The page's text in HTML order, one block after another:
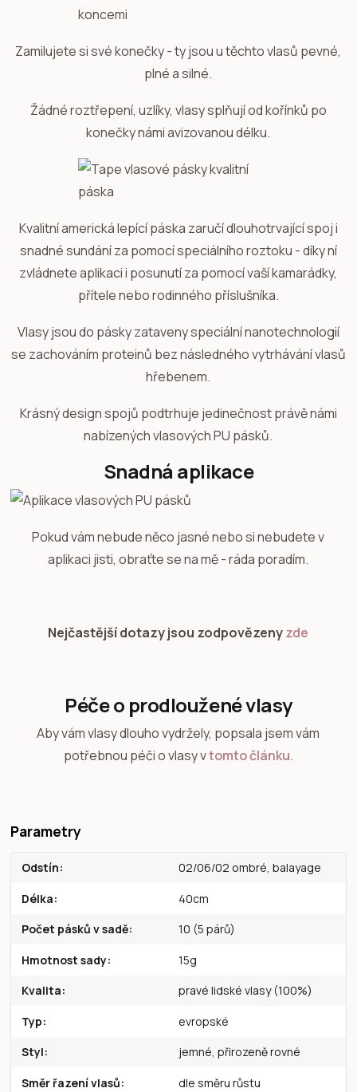
Zamilujete si své konečky - ty jsou u těchto vlasů pevné,
plné a silné.
Žádné roztřepení, uzlíky, vlasy splňují od kořínků po
konečky námi avizovanou délku.
Kvalitní americká lepící páska zaručí dlouhotrvající spoj i
snadné sundání za pomocí speciálního roztoku - díky ní
zvládnete aplikaci i posunutí za pomocí vaší kamarádky,
přítele nebo rodinného příslušníka.
Vlasy jsou do pásky zataveny speciální nanotechnologií
se zachováním proteinů bez následného vytrhávání vlasů
hřebenem.
Krásný design spojů podtrhuje jedinečnost právě námi
nabízených vlasových PU pásků.
Snadná aplikace
Pokud vám nebude něco jasné nebo si nebudete v
aplikaci jisti, obraťte se na mě - ráda poradím.
Nejčastější dotazy jsou zodpovězenyzde
Péče o prodloužené vlasy
Aby vám vlasy dlouho vydržely, popsala jsem vám
potřebnou péči o vlasy vtomto článku.
Parametry
Odstín 02/06/02 ombré, balayage
Délka 40cm
Počet pásků v sadě 10 (5 párů)
Hmotnost sady 15g
Kvalita pravé lidské vlasy (100%)
Typ evropské
Styl jemné, přirozeně rovné
Směr řazení vlasů dle směru růstu